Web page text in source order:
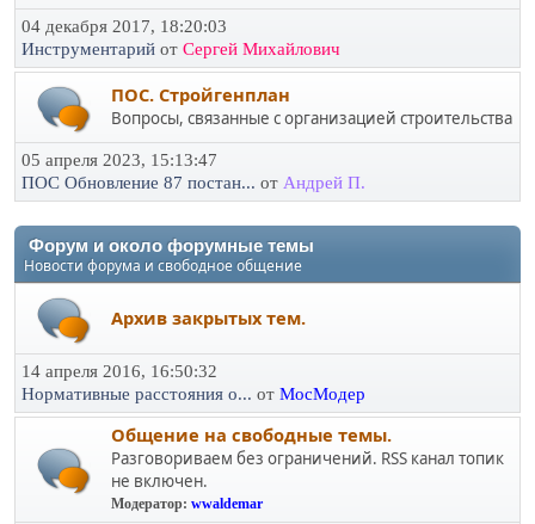
04 декабря 2017, 18:20:03
Инструментарий от Сергей Михайлович
ПОС. Стройгенплан
Вопросы, связанные с организацией строительства
05 апреля 2023, 15:13:47
ПОС Обновление 87 постан... от Андрей П.
Форум и около форумные темы
Новости форума и свободное общение
Архив закрытых тем.
14 апреля 2016, 16:50:32
Нормативные расстояния о... от МосМодер
Общение на свободные темы.
Разговориваем без ограничений. RSS канал топик
не включен.
Модератор: wwaldemar